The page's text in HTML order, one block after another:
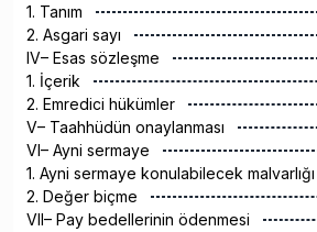
1. Tanım
2. Asgari sayı
IV– Esas sözleşme
1. İçerik
2. Emredici hükümler
V– Taahhüdün onaylanması
VI– Ayni sermaye
1. Ayni sermaye konulabilecek malvarlığı
2. Değer biçme
VII– Pay bedellerinin ödenmesi